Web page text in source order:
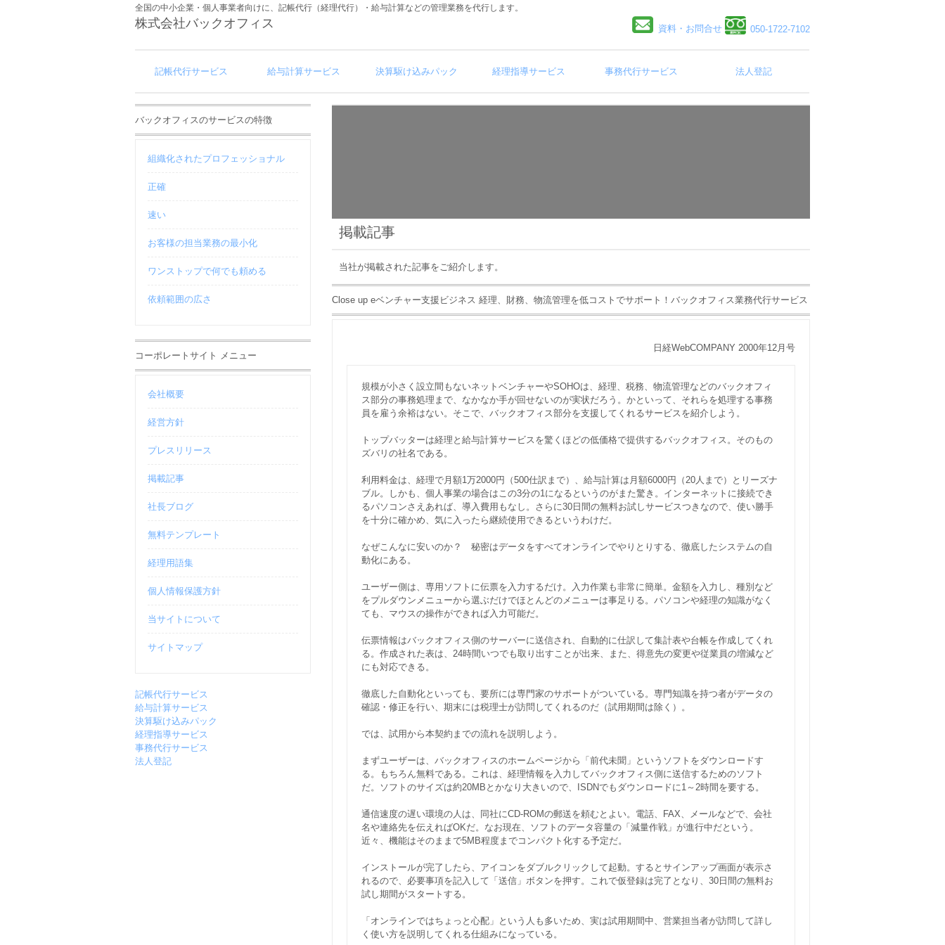
資料・お問合せ 050-1722-7102
全国の中小企業・個人事業者向けに、記帳代行（経理代行）・給与計算などの管理業務を代行します。
株式会社バックオフィス
記帳代行サービス 給与計算サービス 決算駆け込みパック 経理指導サービス 事務代行サービス 法人登記
掲載記事
当社が掲載された記事をご紹介します。
Close up eベンチャー支援ビジネス 経理、財務、物流管理を低コストでサポート！バックオフィス業務代行サービス
日経WebCOMPANY 2000年12月号
規模が小さく設立間もないネットベンチャーやSOHOは、経理、税務、物流管理などのバックオフィ
ス部分の事務処理まで、なかなか手が回せないのが実状だろう。かといって、それらを処理する事務
員を雇う余裕はない。そこで、バックオフィス部分を支援してくれるサービスを紹介しよう。
トップバッターは経理と給与計算サービスを驚くほどの低価格で提供するバックオフィス。そのもの
ズバリの社名である。
利用料金は、経理で月額1万2000円（500仕訳まで）、給与計算は月額6000円（20人まで）とリーズナ
ブル。しかも、個人事業の場合はこの3分の1になるというのがまた驚き。インターネットに接続でき
るパソコンさえあれば、導入費用もなし。さらに30日間の無料お試しサービスつきなので、使い勝手
を十分に確かめ、気に入ったら継続使用できるというわけだ。
なぜこんなに安いのか？ 秘密はデータをすべてオンラインでやりとりする、徹底したシステムの自
動化にある。
ユーザー側は、専用ソフトに伝票を入力するだけ。入力作業も非常に簡単。金額を入力し、種別など
をプルダウンメニューから選ぶだけでほとんどのメニューは事足りる。パソコンや経理の知識がなく
ても、マウスの操作ができれば入力可能だ。
伝票情報はバックオフィス側のサーバーに送信され、自動的に仕訳して集計表や台帳を作成してくれ
る。作成された表は、24時間いつでも取り出すことが出来、また、得意先の変更や従業員の増減など
にも対応できる。
徹底した自動化といっても、要所には専門家のサポートがついている。専門知識を持つ者がデータの
確認・修正を行い、期末には税理士が訪問してくれるのだ（試用期間は除く）。
では、試用から本契約までの流れを説明しよう。
まずユーザーは、バックオフィスのホームページから「前代未聞」というソフトをダウンロードす
る。もちろん無料である。これは、経理情報を入力してバックオフィス側に送信するためのソフト
だ。ソフトのサイズは約20MBとかなり大きいので、ISDNでもダウンロードに1～2時間を要する。
通信速度の遅い環境の人は、同社にCD-ROMの郵送を頼むとよい。電話、FAX、メールなどで、会社
名や連絡先を伝えればOKだ。なお現在、ソフトのデータ容量の「減量作戦」が進行中だという。
近々、機能はそのままで5MB程度までコンパクト化する予定だ。
インストールが完了したら、アイコンをダブルクリックして起動。するとサインアップ画面が表示さ
れるので、必要事項を記入して「送信」ボタンを押す。これで仮登録は完了となり、30日間の無料お
試し期間がスタートする。
「オンラインではちょっと心配」という人も多いため、実は試用期間中、営業担当者が訪問して詳し
く使い方を説明してくれる仕組みになっている。
バックオフィスのサービスの特徴
組織化されたプロフェッショナル
正確
速い
お客様の担当業務の最小化
ワンストップで何でも頼める
依頼範囲の広さ
コーポレートサイト メニュー
会社概要
経営方針
プレスリリース
掲載記事
社長ブログ
無料テンプレート
経理用語集
個人情報保護方針
当サイトについて
サイトマップ
記帳代行サービス
給与計算サービス
決算駆け込みパック
経理指導サービス
事務代行サービス
法人登記